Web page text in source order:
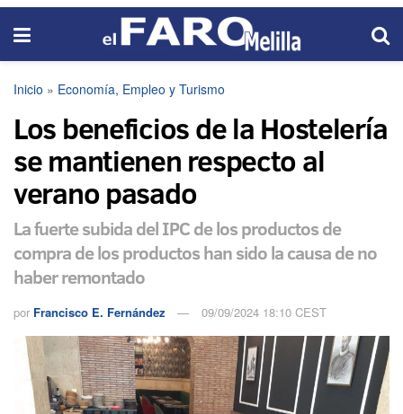
Inicio » Economía, Empleo y Turismo
Los beneficios de la Hostelería
se mantienen respecto al
verano pasado
La fuerte subida del IPC de los productos de
compra de los productos han sido la causa de no
haber remontado
por Francisco E. Fernández 09/09/2024 18:10 CEST